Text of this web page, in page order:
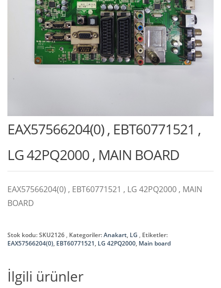
EAX57566204(0) , EBT60771521 ,
LG 42PQ2000 , MAIN BOARD
EAX57566204(0) , EBT60771521 , LG 42PQ2000 , MAIN
BOARD
Stok kodu:SKU2126 Kategoriler:Anakart, LG
Etiketler:
EAX57566204(0), EBT60771521, LG 42PQ2000, Main board
İlgili ürünler